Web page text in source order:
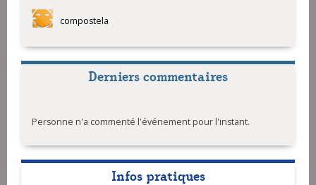
compostela
Derniers commentaires
Personne n'a commenté l'événement pour l'instant.
Infos pratiques